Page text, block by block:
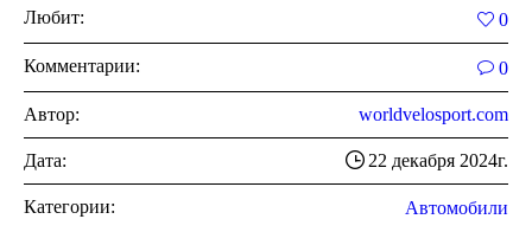
Любит: 0
Комментарии: 0
Автор: worldvelosport.com
Дата: 22 декабря 2024г.
Категории: Автомобили